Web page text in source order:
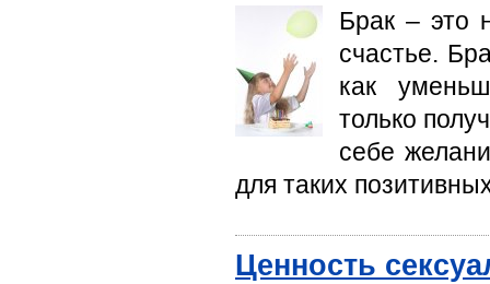
Брак – это
счастье.
как
только
себе
для таких
Ценность